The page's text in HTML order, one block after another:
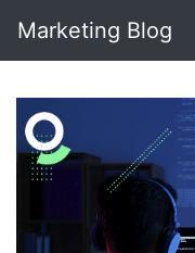
Marketing Blog